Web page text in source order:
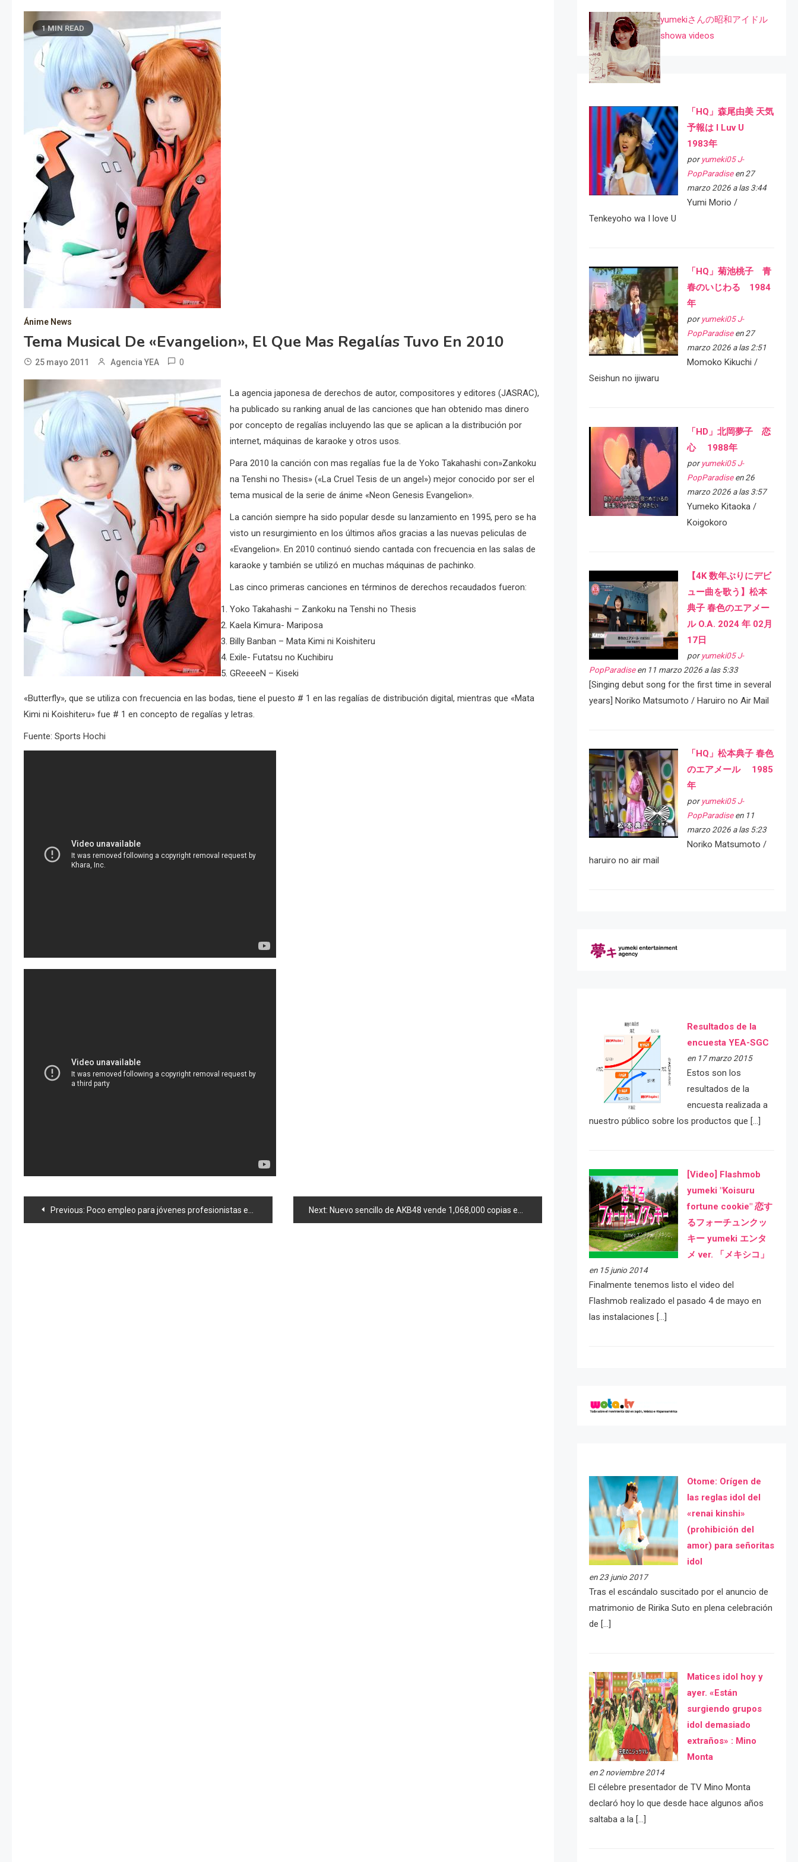
1 MIN READ
Ánime News
Tema Musical De «Evangelion», El Que Mas Regalías Tuvo En 2010
25 mayo 2011 Agencia YEA 0
La agencia japonesa de derechos de autor, compositores y editores (JASRAC),
ha publicado su ranking anual de las canciones que han obtenido mas dinero
por concepto de regalías incluyendo las que se aplican a la distribución por
internet, máquinas de karaoke y otros usos.
Para 2010 la canción con mas regalías fue la de Yoko Takahashi con»Zankoku
na Tenshi no Thesis» («La Cruel Tesis de un angel») mejor conocido por ser el
tema musical de la serie de ánime «Neon Genesis Evangelion».
La canción siempre ha sido popular desde su lanzamiento en 1995, pero se ha
visto un resurgimiento en los últimos años gracias a las nuevas peliculas de
«Evangelion». En 2010 continuó siendo cantada con frecuencia en las salas de
karaoke y también se utilizó en muchas máquinas de pachinko.
Las cinco primeras canciones en términos de derechos recaudados fueron:
Yoko Takahashi – Zankoku na Tenshi no Thesis
Kaela Kimura- Mariposa
Billy Banban – Mata Kimi ni Koishiteru
Exile- Futatsu no Kuchibiru
GReeeeN – Kiseki
«Butterfly», que se utiliza con frecuencia en las bodas, tiene el puesto # 1 en las regalías de distribución digital, mientras que «Mata
Kimi ni Koishiteru» fue # 1 en concepto de regalías y letras.
Fuente: Sports Hochi
Navegación
Previous: Poco empleo para jóvenes profesionistas en Japón Next: Nuevo sencillo de AKB48 vende 1,068,000 copias en dos dias
yumekiさんの昭和アイドル
showa videos
「HQ」森尾由美 天気
予報は I Luv U
1983年
por yumeki05 J-
PopParadiseen 27
marzo 2026 a las 3:44
Yumi Morio /
Tenkeyoho wa I love U
「HQ」菊池桃子 青
春のいじわる 1984
年
por yumeki05 J-
PopParadiseen 27
marzo 2026 a las 2:51
Momoko Kikuchi /
Seishun no ijiwaru
「HD」北岡夢子 恋
心 1988年
por yumeki05 J-
PopParadiseen 26
marzo 2026 a las 3:57
Yumeko Kitaoka /
Koigokoro
【4K 数年ぶりにデビ
ュー曲を歌う】松本
典子 春色のエアメー
ル O.A. 2024 年 02月
17日
por yumeki05 J-
PopParadiseen 11 marzo 2026 a las 5:33
[Singing debut song for the first time in several
years] Noriko Matsumoto / Haruiro no Air Mail
「HQ」松本典子 春色
のエアメール 1985
年
por yumeki05 J-
PopParadiseen 11
marzo 2026 a las 5:23
Noriko Matsumoto /
haruiro no air mail
Resultados de la
encuesta YEA-SGC
en 17 marzo 2015
Estos son los
resultados de la
encuesta realizada a
nuestro público sobre los productos que […]
[Video] Flashmob
yumeki "Koisuru
fortune cookie" 恋す
るフォーチュンクッ
キー yumeki エンタ
メ ver. 「メキシコ」
en 15 junio 2014
Finalmente tenemos listo el video del
Flashmob realizado el pasado 4 de mayo en
las instalaciones […]
Otome: Orígen de
las reglas idol del
«renai kinshi»
(prohibición del
amor) para señoritas
idol
en 23 junio 2017
Tras el escándalo suscitado por el anuncio de
matrimonio de Ririka Suto en plena celebración
de […]
Matices idol hoy y
ayer. «Están
surgiendo grupos
idol demasiado
extraños» : Mino
Monta
en 2 noviembre 2014
El célebre presentador de TV Mino Monta
declaró hoy lo que desde hace algunos años
saltaba a la […]